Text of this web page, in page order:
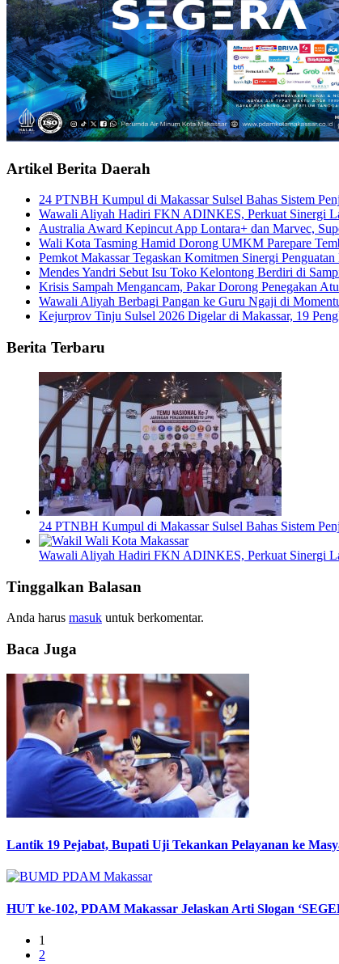
Artikel Berita Daerah
24 PTNBH Kumpul di Makassar Sulsel Bahas Sistem
Wawali Aliyah Hadiri FKN ADINKES, Perkuat Sinergi
Australia Award Kepincut App Lontara+ dan Marvec,
Wali Kota Tasming Hamid Dorong UMKM Parepare
Pemkot Makassar Tegaskan Komitmen Sinergi
Mendes Yandri Sebut Isu Toko Kelontong Berdiri di
Krisis Sampah Mengancam, Pakar Dorong Penegakan
Wawali Aliyah Berbagi Pangan ke Guru Ngaji di
Kejurprov Tinju Sulsel 2026 Digelar di Makassar, 19
Berita Terbaru
24 PTNBH Kumpul di Makassar Sulsel Bahas Sistem
Wawali Aliyah Hadiri FKN ADINKES, Perkuat Sinergi
Tinggalkan Balasan
Anda harus masuk untuk berkomentar.
Baca Juga
Lantik 19 Pejabat, Bupati Uji Tekankan Pelayanan ke
HUT ke-102, PDAM Makassar Jelaskan Arti Slogan
1
2